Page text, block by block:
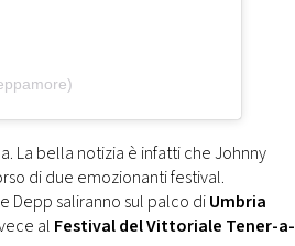
La bella notizia è infatti che Johnny
di due emozionanti festival.
Depp saliranno sul palco diUmbria
al Festival del Vittoriale Tener-a-